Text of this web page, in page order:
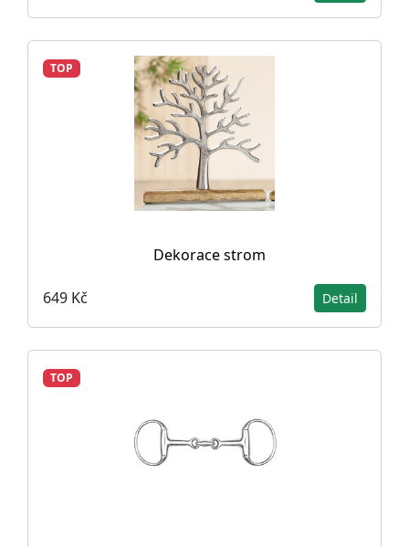
TOP
Dekorace strom
649 Kč Detail
TOP